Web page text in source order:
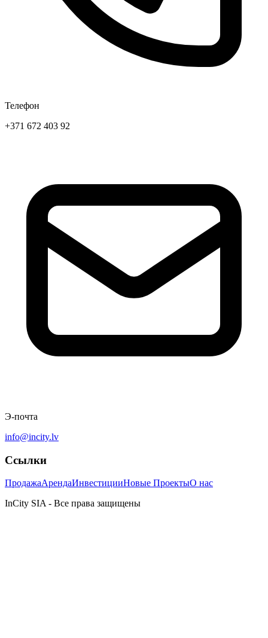
Телефон
+371 672 403 92
Э-почта
info@incity.lv
Ссылки
ПродажаАрендаИнвестицииНовые ПроектыО нас
InCity SIA - Все права защищены